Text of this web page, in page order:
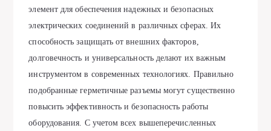
элемент для обеспечения надежных и безопасных
электрических соединений в различных сферах. Их
способность защищать от внешних факторов,
долговечность и универсальность делают их важным
инструментом в современных технологиях. Правильно
подобранные герметичные разъемы могут существенно
повысить эффективность и безопасность работы
оборудования. С учетом всех вышеперечисленных